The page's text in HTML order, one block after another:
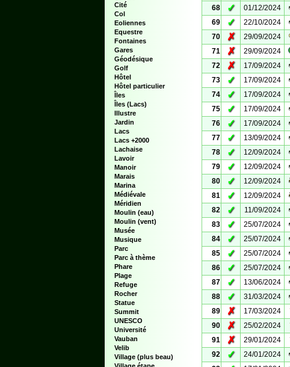
Cité
Col
Eoliennes
Equestre
Fontaines
Gares
Géodésique
Golf
Hôtel
Hôtel particulier
Îles
Îles (Lacs)
Illustre
Jardin
Lacs
Lacs +2000
Lachaise
Lavoir
Manoir
Marais
Marina
Médiévale
Méridien
Moulin (eau)
Moulin (vent)
Musée
Musique
Parc
Parc à thème
Phare
Plage
Refuge
Rocher
Statue
Summit
UNESCO
Université
Vauban
Velib
Village (plus beau)
68
✓ 01/12/2024
69
✓ 22/10/2024
70
✗ 29/09/2024
71
✗ 29/09/2024
72
✗ 17/09/2024
73
✓ 17/09/2024
74
✓ 17/09/2024
75
✓ 17/09/2024
76
✓ 17/09/2024
77
✓ 13/09/2024
78
✓ 12/09/2024
79
✓ 12/09/2024
80
✓ 12/09/2024
81
✓ 12/09/2024
82
✓ 11/09/2024
83
✓ 25/07/2024
84
✓ 25/07/2024
85
✓ 25/07/2024
86
✓ 25/07/2024
87
✓ 13/06/2024
88
✓ 31/03/2024
89
✗ 17/03/2024
90
✗ 25/02/2024
91
✗ 29/01/2024
92
✓ 24/01/2024